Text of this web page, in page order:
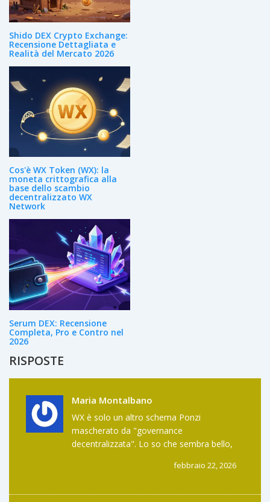
Shido DEX Crypto Exchange:
Recensione Dettagliata e
Realità del Mercato 2026
Cos'è WX Token (WX): la
moneta crittografica alla
base dello scambio
decentralizzato WX
Network
Serum DEX: Recensione
Completa, Pro e Contro nel
2026
RISPOSTE
Maria Montalbano
WX è solo un altro schema Ponzi
mascherato da "governance
decentralizzata". Lo so che sembra bello,
tutto. E il prezzo? Crollato del 99%? Bello,
venduto tutto prima del lancio. Chi ci crede
febbraio 22, 2026